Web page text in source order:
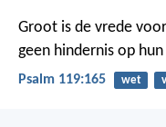
Groot is de vrede
geen hindernis op
Psalm 119:165 wet